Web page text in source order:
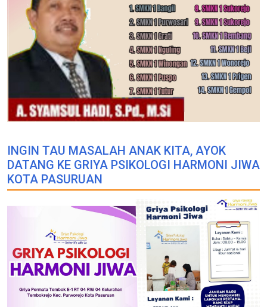
INGIN TAU MASALAH ANAK KITA, AYOK
DATANG KE GRIYA PSIKOLOGI HARMONI JIWA
KOTA PASURUAN